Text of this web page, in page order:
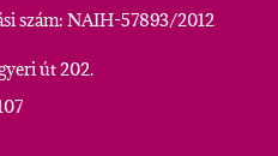
szám: NAIH-57893/2012
út 202.